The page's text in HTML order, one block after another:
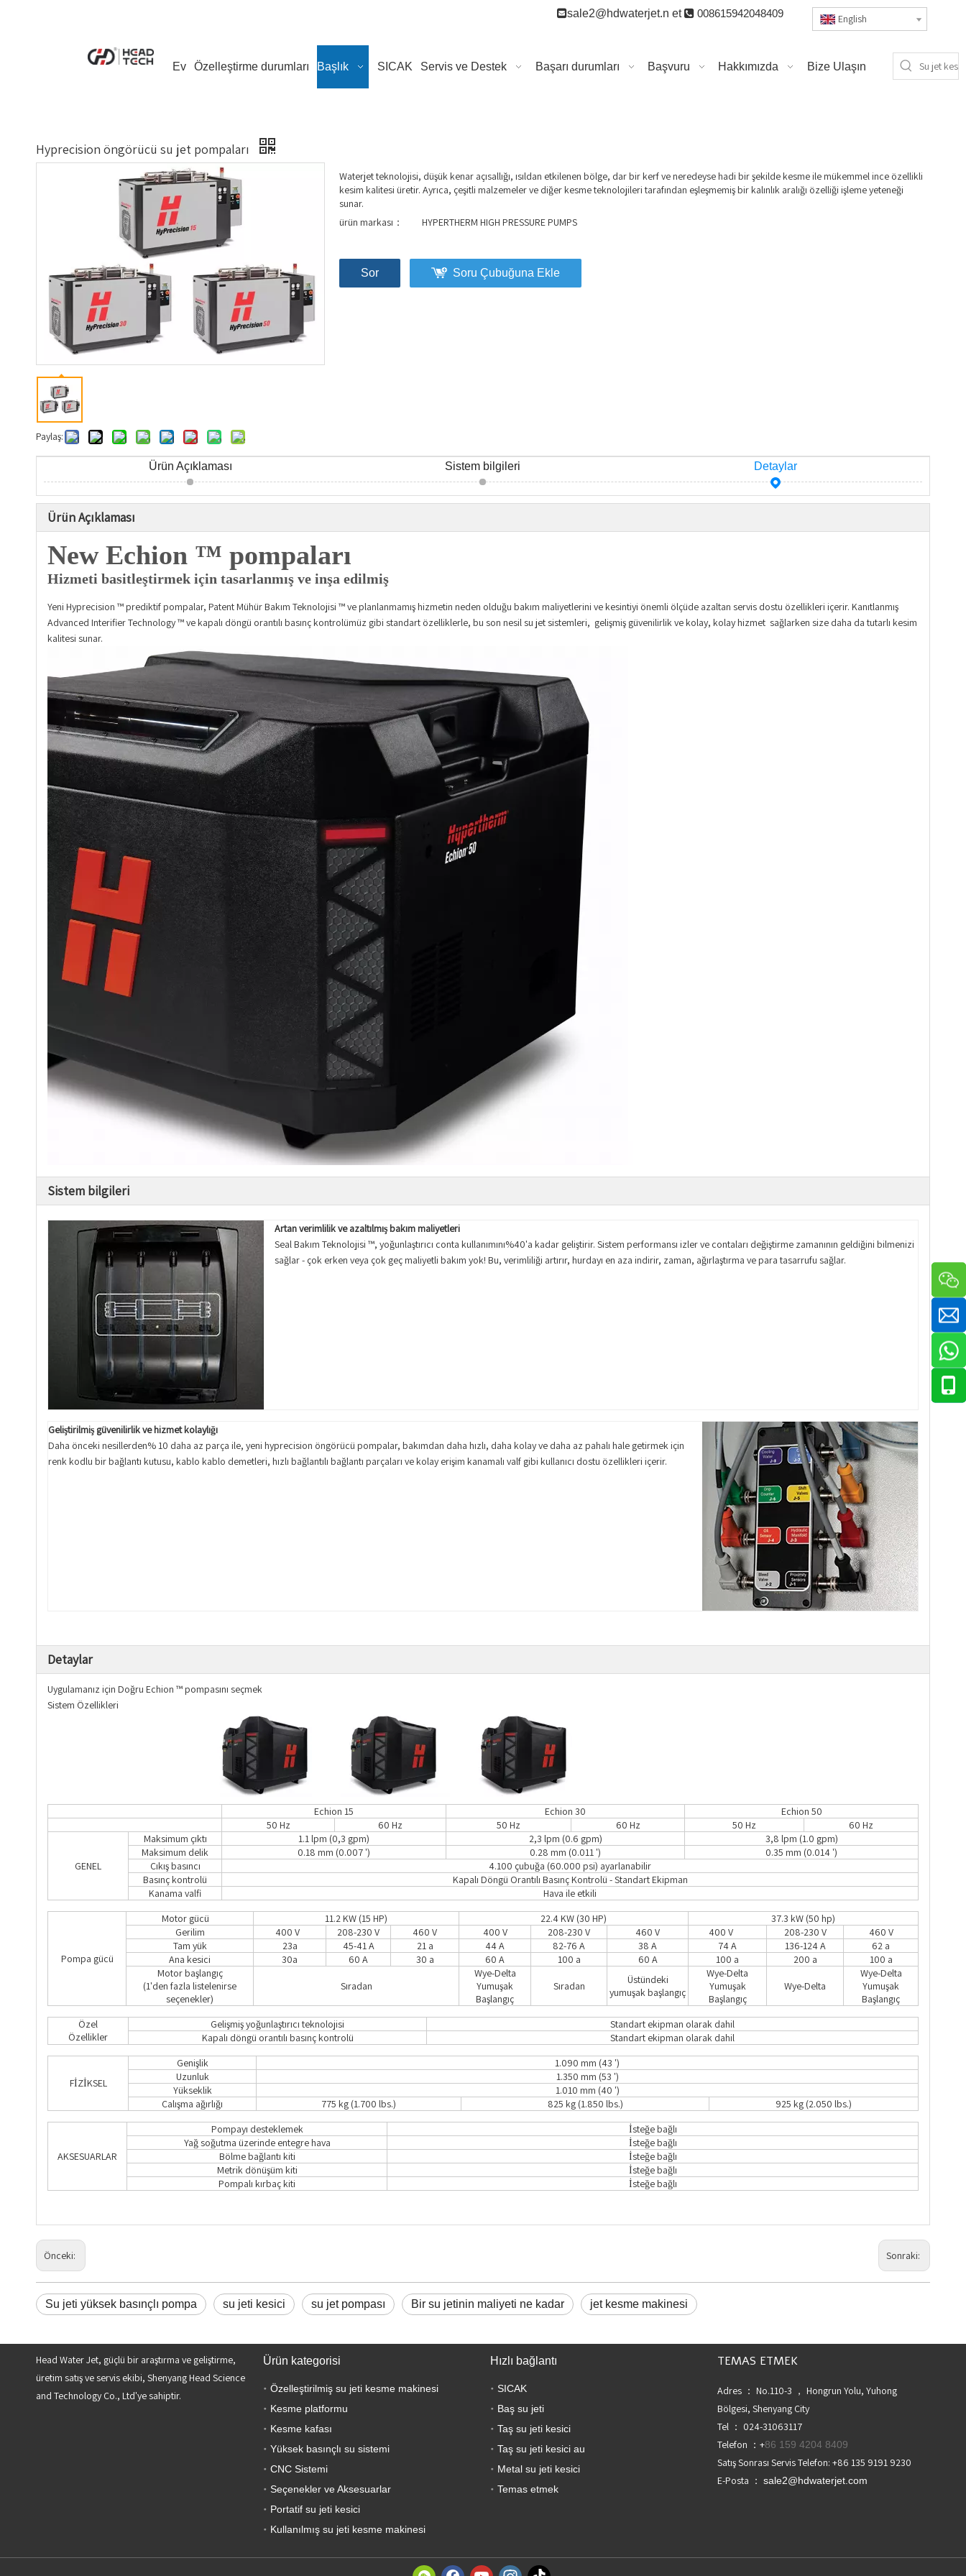
sale2@hdwaterjet.n et 008615942048409 English
Ev Özelleştirme durumları Başlık SICAK Servis ve Destek Başarı durumları Başvuru Hakkımızda Bize Ulaşın
Hyprecision öngörücü su jet pompaları
Paylaş:
Waterjet teknolojisi, düşük kenar açısallığı, ısıldan etkilenen bölge, dar bir kerf ve neredeyse hadi bir şekilde kesme ile mükemmel ince özellikli
kesim kalitesi üretir. Ayrıca, çeşitli malzemeler ve diğer kesme teknolojileri tarafından eşleşmemiş bir kalınlık aralığı özelliği işleme yeteneği
sunar.
ürün markası：
HYPERTHERM HIGH PRESSURE PUMPS
Sor Soru Çubuğuna Ekle
Ürün Açıklaması Sistem bilgileri Detaylar
Ürün Açıklaması
New Echion ™ pompaları
Hizmeti basitleştirmek için tasarlanmış ve inşa edilmiş
Yeni Hyprecision ™ prediktif pompalar, Patent Mühür Bakım Teknolojisi ™ ve planlanmamış hizmetin neden olduğu bakım maliyetlerini ve kesintiyi önemli ölçüde azaltan servis dostu özellikleri içerir. Kanıtlanmış
Advanced Interifier Technology ™ ve kapalı döngü orantılı basınç kontrolümüz gibi standart özelliklerle, bu son nesil su jet sistemleri, gelişmiş güvenilirlik ve kolay, kolay hizmet sağlarken size daha da tutarlı kesim
kalitesi sunar.
Sistem bilgileri
Artan verimlilik ve azaltılmış bakım maliyetleri
Seal Bakım Teknolojisi ™, yoğunlaştırıcı conta kullanımını%40'a kadar geliştirir. Sistem performansı izler ve contaları değiştirme zamanının geldiğini bilmenizi
sağlar - çok erken veya çok geç maliyetli bakım yok! Bu, verimliliği artırır, hurdayı en aza indirir, zaman, ağırlaştırma ve para tasarrufu sağlar.
Geliştirilmiş güvenilirlik ve hizmet kolaylığı
Daha önceki nesillerden% 10 daha az parça ile, yeni hyprecision öngörücü pompalar, bakımdan daha hızlı, daha kolay ve daha az pahalı hale getirmek için
renk kodlu bir bağlantı kutusu, kablo kablo demetleri, hızlı bağlantılı bağlantı parçaları ve kolay erişim kanamalı valf gibi kullanıcı dostu özellikleri içerir.
Detaylar
Uygulamanız için Doğru Echion ™ pompasını seçmek
Sistem Özellikleri
Echion 15 Echion 30
Echion 50
50 Hz
60 Hz 50 Hz 60 Hz 50 Hz 60 Hz
GENEL
Maksimum çıktı 1.1 lpm (0,3 gpm) 2,3 lpm (0.6 gpm)
3,8 lpm (1.0 gpm)
Maksimum delik
0.18 mm (0.007 ') 0.28 mm (0.011 ')
0.35 mm (0.014 ')
Çıkış basıncı
4.100 çubuğa (60.000 psi) ayarlanabilir
Basınç kontrolü
Kapalı Döngü Orantılı Basınç Kontrolü - Standart Ekipman
Kanama valfi
Hava ile etkili
Pompa gücü
Motor gücü 11.2 KW (15 HP) 22.4 KW (30 HP)
37.3 kW (50 hp)
Gerilim
400 V 208-230 V 460 V 400 V 208-230 V 460 V 400 V 208-230 V
460 V
Tam yük
23a 45-41 A 21 a 44 A 82-76 A 38 A 74 A 136-124 A
62 a
Ana kesici
30a 60 A 30 a 60 A 100 a 60 A 100 a 200 a
100 a
Motor başlangıç
(1'den fazla listelenirse
seçenekler)
Sıradan
Wye-Delta
Yumuşak
Başlangıç
Sıradan
Üstündeki
yumuşak başlangıç
Wye-Delta
Yumuşak
Başlangıç
Wye-Delta
Wye-Delta
Yumuşak
Başlangıç
Özel
Özellikler
Gelişmiş yoğunlaştırıcı teknolojisi
Standart ekipman olarak dahil
Kapalı döngü orantılı basınç kontrolü
Standart ekipman olarak dahil
FİZİKSEL
Genişlik
1.090 mm (43 ')
Uzunluk
1.350 mm (53 ')
Yükseklik
1.010 mm (40 ')
Çalışma ağırlığı
775 kg (1.700 lbs.) 825 kg (1.850 lbs.) 925 kg (2.050 lbs.)
AKSESUARLAR
Pompayı desteklemek
İsteğe bağlı
Yağ soğutma üzerinde entegre hava
İsteğe bağlı
Bölme bağlantı kiti
İsteğe bağlı
Metrik dönüşüm kiti
İsteğe bağlı
Pompalı kırbaç kiti
İsteğe bağlı
Önceki: Sonraki:
Su jeti yüksek basınçlı pompa su jeti kesici su jet pompası Bir su jetinin maliyeti ne kadar jet kesme makinesi
Head Water Jet, güçlü bir araştırma ve geliştirme,
üretim satış ve servis ekibi, Shenyang Head Science
and Technology Co., Ltd'ye sahiptir.
Ürün kategorisi
Özelleştirilmiş su jeti kesme makinesi
Kesme platformu
Kesme kafası
Yüksek basınçlı su sistemi
CNC Sistemi
Seçenekler ve Aksesuarlar
Portatif su jeti kesici
Kullanılmış su jeti kesme makinesi
Hızlı bağlantı
SICAK
Baş su jeti
Taş su jeti kesici
Taş su jeti kesici au
Metal su jeti kesici
Temas etmek
TEMAS ETMEK
Adres ： No.110-3 ， Hongrun Yolu, Yuhong
Bölgesi, Shenyang City
Tel ： 024-31063117
Telefon ：+86 159 4204 8409
Satış Sonrası Servis Telefon: +86 135 9191 9230
E-Posta ： sale2@hdwaterjet.com